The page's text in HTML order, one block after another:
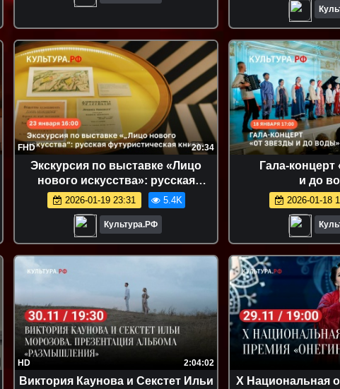
FHD 20:34
Экскурсия по выставке «Лицо
нового искусства»: русская
футуристическая книга»
2026-01-19 23:31 5.4K
Культура.РФ
Гала-
и до
2026-01-18
HD 2:04:02
Виктория Каунова и Секстет Ильи
X Национальная